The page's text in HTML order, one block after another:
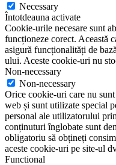
Necessary
Întotdeauna activate
Cookie-urile necesare sunt
funcționeze corect. Această
asigură funcționalități de
ului. Aceste cookie-uri nu
Non-necessary
Non-necessary
Orice cookie-uri care nu
web și sunt utilizate special
personal ale utilizatorului
conținuturi înglobate sunt
obligatoriu să obțineți
aceste cookie-uri pe site-ul
Functional